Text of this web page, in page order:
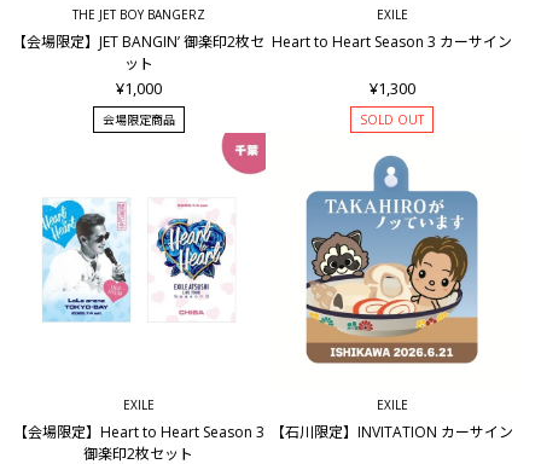
THE JET BOY BANGERZ
【会場限定】JET BANGIN’ 御楽印2枚セ
ット
¥1,000
会場限定商品
EXILE
Heart to Heart Season 3 カーサイン
¥1,300
SOLD OUT
EXILE
【会場限定】Heart to Heart Season 3
御楽印2枚セット
EXILE
【石川限定】INVITATION カーサイン